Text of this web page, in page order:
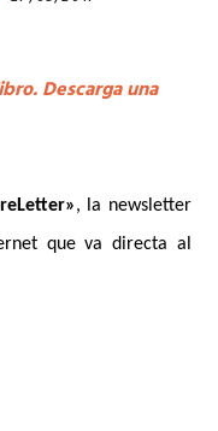
Descarga una
, la newsletter
que va directa al